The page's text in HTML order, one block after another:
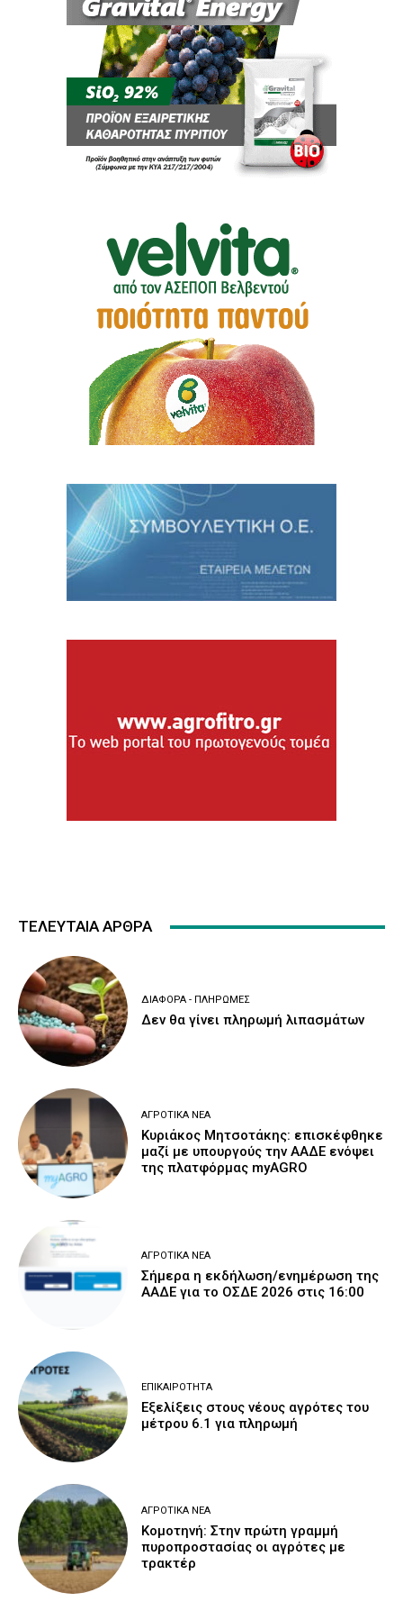
ΤΕΛΕΥΤΑΙΑ ΑΡΘΡΑ
ΔΙΆΦΟΡΑ - ΠΛΗΡΩΜΈΣ
Δεν θα γίνει πληρωμή λιπασμάτων
ΑΓΡΟΤΙΚΆ ΝΈΑ
Κυριάκος Μητσοτάκης: επισκέφθηκε
μαζί με υπουργούς την ΑΑΔΕ ενόψει
της πλατφόρμας myAGRO
ΑΓΡΟΤΙΚΆ ΝΈΑ
Σήμερα η εκδήλωση/ενημέρωση της
ΑΑΔΕ για το ΟΣΔΕ 2026 στις 16:00
ΕΠΙΚΑΙΡΌΤΗΤΑ
Εξελίξεις στους νέους αγρότες του
μέτρου 6.1 για πληρωμή
ΑΓΡΟΤΙΚΆ ΝΈΑ
Κομοτηνή: Στην πρώτη γραμμή
πυροπροστασίας οι αγρότες με
τρακτέρ